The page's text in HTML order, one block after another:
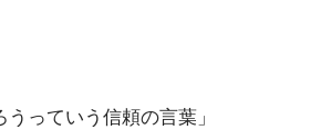
っていう信頼の言葉」